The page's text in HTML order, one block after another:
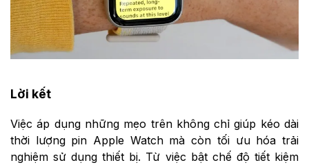
Lời kết
Việc áp dụng những mẹo trên không chỉ giúp kéo dài
thời lượng pin Apple Watch mà còn tối ưu hóa trải
nghiệm sử dụng thiết bị. Từ việc bật chế độ tiết kiệm